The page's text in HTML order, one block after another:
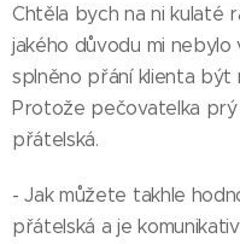
Chtěla bych na ni kulaté
jakého důvodu mi
splněno přání klienta být
Protože pečovatelka prý
přátelská.
- Jak můžete takhle
přátelská a je